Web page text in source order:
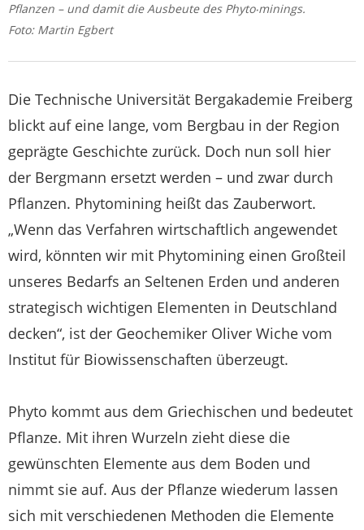
Pflanzen – und damit die Ausbeute des Phyto‧minings.
Foto: Martin Egbert
Die Technische Universität Bergakademie Freiberg
blickt auf eine lange, vom Bergbau in der Region
geprägte Geschichte zurück. Doch nun soll hier
der Bergmann ersetzt werden – und zwar durch
Pflanzen. Phytomining heißt das Zauberwort.
„Wenn das Verfahren wirtschaftlich angewendet
wird, könnten wir mit Phytomining einen Großteil
unseres Bedarfs an Seltenen Erden und anderen
strategisch wichtigen Elementen in Deutschland
decken“, ist der Geochemiker Oliver Wiche vom
Institut für Biowissenschaften überzeugt.
Phyto kommt aus dem Griechischen und bedeutet
Pflanze. Mit ihren Wurzeln zieht diese die
gewünschten Elemente aus dem Boden und
nimmt sie auf. Aus der Pflanze wiederum lassen
sich mit verschiedenen Methoden die Elemente